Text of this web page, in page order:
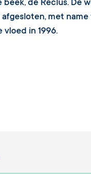
de Reclus. De
met
in 1996.